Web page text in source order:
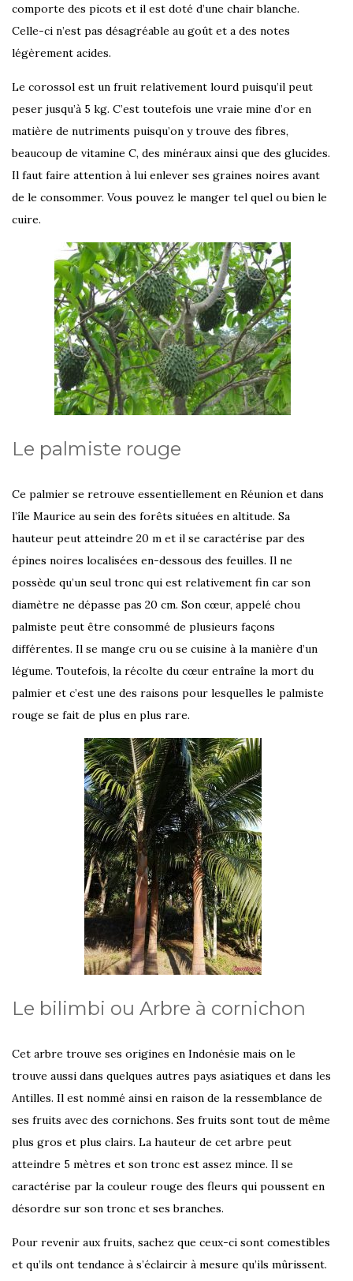
comporte des picots et il est doté d’une chair blanche.
Celle-ci n’est pas désagréable au goût et a des notes
légèrement acides.
Le corossol est un fruit relativement lourd puisqu’il peut
peser jusqu’à 5 kg. C’est toutefois une vraie mine d’or en
matière de nutriments puisqu’on y trouve des fibres,
beaucoup de vitamine C, des minéraux ainsi que des glucides.
Il faut faire attention à lui enlever ses graines noires avant
de le consommer. Vous pouvez le manger tel quel ou bien le
cuire.
Le palmiste rouge
Ce palmier se retrouve essentiellement en Réunion et dans
l’île Maurice au sein des forêts situées en altitude. Sa
hauteur peut atteindre 20 m et il se caractérise par des
épines noires localisées en-dessous des feuilles. Il ne
possède qu’un seul tronc qui est relativement fin car son
diamètre ne dépasse pas 20 cm. Son cœur, appelé chou
palmiste peut être consommé de plusieurs façons
différentes. Il se mange cru ou se cuisine à la manière d’un
légume. Toutefois, la récolte du cœur entraîne la mort du
palmier et c’est une des raisons pour lesquelles le palmiste
rouge se fait de plus en plus rare.
Le bilimbi ou Arbre à cornichon
Cet arbre trouve ses origines en Indonésie mais on le
trouve aussi dans quelques autres pays asiatiques et dans les
Antilles. Il est nommé ainsi en raison de la ressemblance de
ses fruits avec des cornichons. Ses fruits sont tout de même
plus gros et plus clairs. La hauteur de cet arbre peut
atteindre 5 mètres et son tronc est assez mince. Il se
caractérise par la couleur rouge des fleurs qui poussent en
désordre sur son tronc et ses branches.
Pour revenir aux fruits, sachez que ceux-ci sont comestibles
et qu’ils ont tendance à s’éclaircir à mesure qu’ils mûrissent.